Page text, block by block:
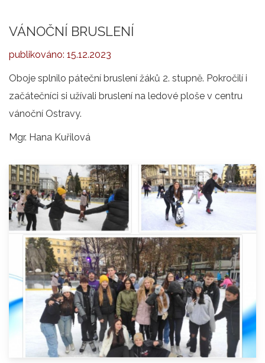
VÁNOČNÍ BRUSLENÍ
publikováno: 15.12.2023
Oboje splnilo páteční bruslení žáků 2. stupně. Pokročilí i
začátečníci si užívali bruslení na ledové ploše v centru
vánoční Ostravy.
Mgr. Hana Kuřilová